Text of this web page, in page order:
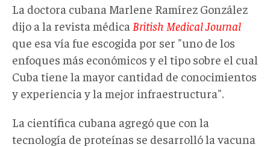
La doctora cubana Marlene Ramírez González
dijo a la revista médica British Medical Journal
que esa vía fue escogida por ser "uno de los
enfoques más económicos y el tipo sobre el cual
Cuba tiene la mayor cantidad de conocimientos
y experiencia y la mejor infraestructura".
La científica cubana agregó que con la
tecnología de proteínas se desarrolló la vacuna